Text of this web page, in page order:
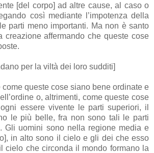
[del corpo] ad altre cause, al caso o
così mediante l’impotenza della
parti meno importanti. Ma non è santo
creazione affermando che queste cose
per la viltà dei loro sudditi]
come queste cose siano bene ordinate e
o, altrimenti, come queste cose
essere vivente le parti superiori, il
le più belle, fra non sono tali le parti
Gli uomini sono nella regione media e
in alto sono il cielo e gli dei che esso
cielo che circonda il mondo formano la